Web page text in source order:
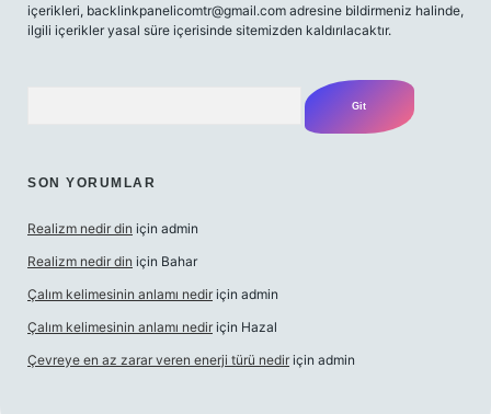
içerikleri, backlinkpanelicomtr@gmail.com adresine bildirmeniz halinde,
ilgili içerikler yasal süre içerisinde sitemizden kaldırılacaktır.
SON YORUMLAR
Realizm nedir din için admin
Realizm nedir din için Bahar
Çalım kelimesinin anlamı nedir için admin
Çalım kelimesinin anlamı nedir için Hazal
Çevreye en az zarar veren enerji türü nedir için admin